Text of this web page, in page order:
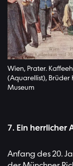
Wien, Prater.
(Aquarellist), Brüder
Museum
7. Ein herrlicher
Anfang des 20.